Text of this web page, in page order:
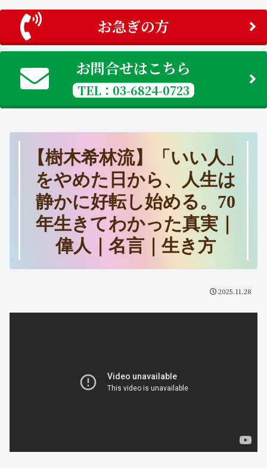
お急ぎの方
お問合せはこちら
TEL：03-6824-0723
【樹木希林流】「いい人」
をやめた日から、人生は
静かに好転し始める。70
年生きてわかった真実｜
偉人｜名言｜生き方
2025.11.28